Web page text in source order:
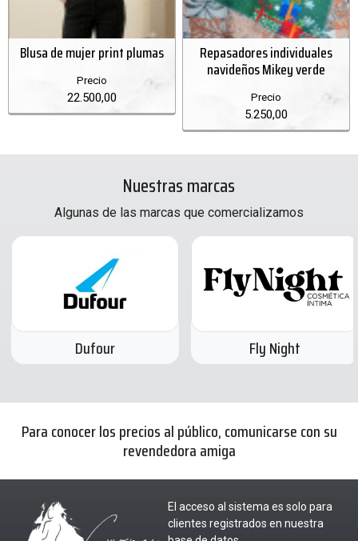
Blusa de mujer print plumas
Precio
22.500,00
Repasadores individuales
navideños Mikey verde
Precio
5.250,00
Nuestras marcas
Algunas de las marcas que comercializamos
Dufour Fly Night
Para conocer los precios al público, comunicarse con su
revendedora amiga
El acceso al sistema es solo para
clientes registrados en nuestra